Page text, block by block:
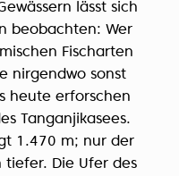
lässt sich
beobachten: Wer
Fischarten
nirgendwo sonst
heute erforschen
Tanganjikasees.
1.470 m; nur der
tiefer. Die Ufer des